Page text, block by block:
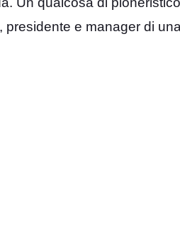
e manager di